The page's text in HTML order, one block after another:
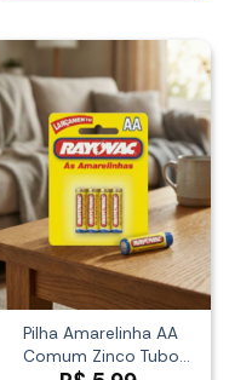
Pilha Amarelinha AA
Comum Zinco Tubo